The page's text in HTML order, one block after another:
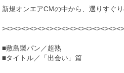
新規オンエアCMの中から、選りすぐ
■敷島製パン／超熟
■タイトル／「出会い」篇